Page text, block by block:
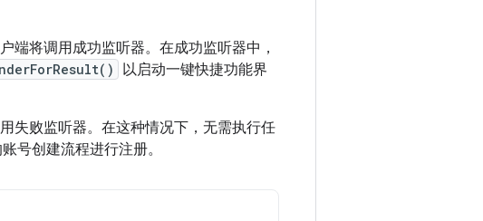
端将调用成功监听器。在成功监听器中，
以启动一键快捷功能界
失败监听器。在这种情况下，无需执行任
号创建流程进行注册。